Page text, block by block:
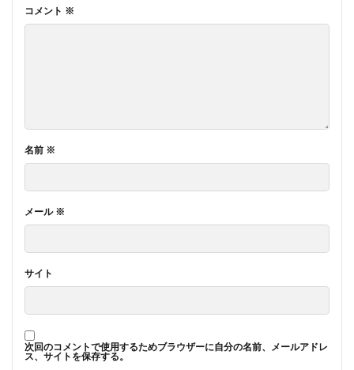
コメント ※
名前 ※
メール ※
サイト
次回のコメントで使用するためブラウザーに自分の名前、メールアドレ
ス、サイトを保存する。